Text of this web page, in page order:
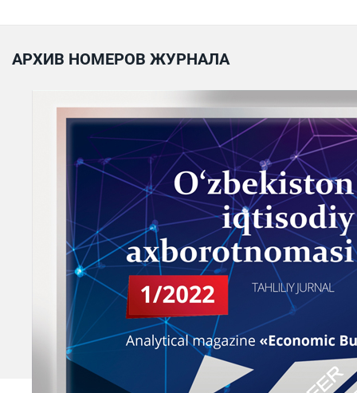
АРХИВ НОМЕРОВ ЖУРНАЛА